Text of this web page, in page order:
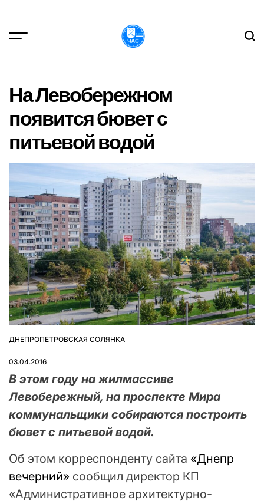
вмісту
На Левобережном
появится бювет с
питьевой водой
ОПУБЛІКУВАТИ
ДНЕПРОПЕТРОВСКАЯ СОЛЯНКА
03.04.2016
В этом году на жилмассиве
Левобережный, на проспекте Мира
коммунальщики собираются построить
бювет с питьевой водой.
Об этом корреспонденту сайта «Днепр
вечерний» сообщил директор КП
«Административное архитектурно-